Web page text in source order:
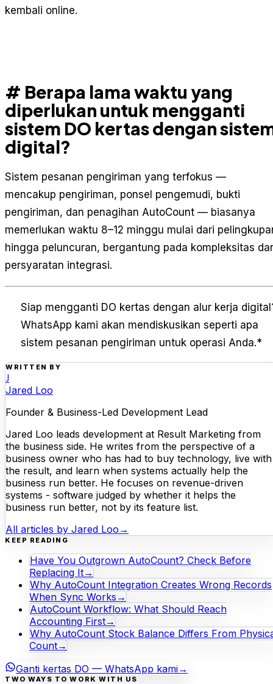
kembali online.
# Berapa lama waktu yang
diperlukan untuk mengganti
sistem DO kertas dengan
digital?
Sistem pesanan pengiriman yang terfokus —
mencakup pengiriman, ponsel pengemudi, bukti
pengiriman, dan penagihan AutoCount — biasanya
memerlukan waktu 8–12 minggu mulai dari
hingga peluncuran, bergantung pada kompleksitas
persyaratan integrasi.
Siap mengganti DO kertas dengan alur kerja
WhatsApp kami akan mendiskusikan seperti apa
sistem pesanan pengiriman untuk operasi Anda.*
WRITTEN BY
J
Jared Loo
Founder & Business-Led Development Lead
Jared Loo leads development at Result Marketing from
the business side. He writes from the perspective of a
business owner who has had to buy technology, live with
the result, and learn when systems actually help the
business run better. He focuses on revenue-driven
systems - software judged by whether it helps the
business run better, not by its feature list.
All articles by Jared Loo →
KEEP READING
Have You Outgrown AutoCount? Check Before
Replacing It→
Why AutoCount Integration Creates Wrong Records
When Sync Works →
AutoCount Workflow: What Should Reach
Accounting First→
Why AutoCount Stock Balance Differs From
Count→
Ganti kertas DO — WhatsApp kami→
TWO WAYS TO WORK WITH US